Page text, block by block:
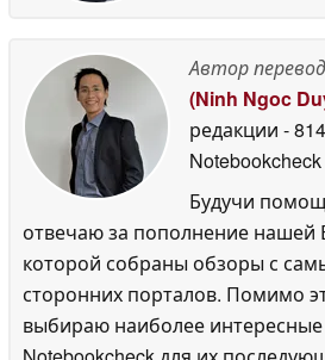
Автор
(Ninh Ngoc
редакции -
Notebookcheck
Будучи
отвечаю за пополнение нашей
которой собраны обзоры с
сторонних порталов. Помимо
выбираю наиболее